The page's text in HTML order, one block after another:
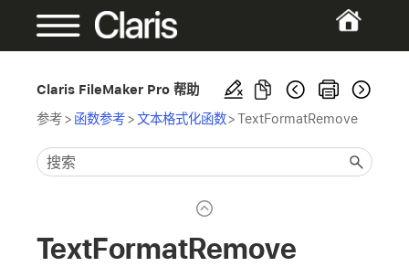
Claris FileMaker Pro 帮助
参考> 函数参考>文本格式化函数> TextFormatRemove
TextFormatRemove